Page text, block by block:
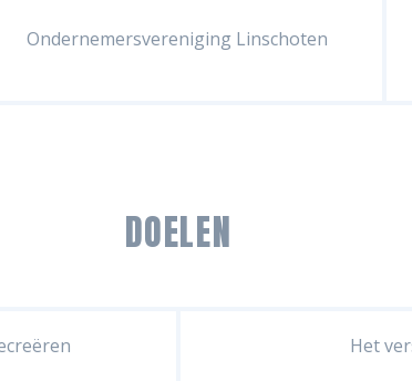
Ondernemersvereniging Linschoten
DOELEN
Het